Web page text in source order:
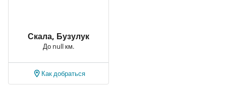
Скала, Бузулук
До null км.
Как добраться